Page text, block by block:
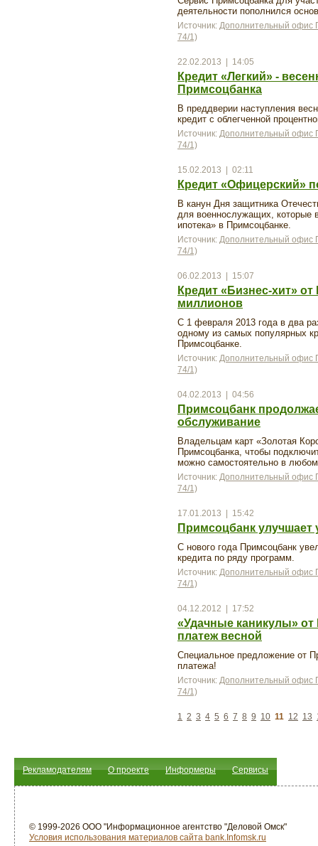
деятельности пополнился
Источник: Дополнительный офис
74/1)
22.02.2013 | 14:05
Кредит «Легкий» -
Примсоцбанка
В преддверии наступления
кредит с облегченной
Источник: Дополнительный офис
74/1)
15.02.2013 | 02:11
Кредит «Офицерский»
В канун Дня защитника
для военнослужащих, которые
ипотека» в Примсоцбанке.
Источник: Дополнительный офис
74/1)
06.02.2013 | 15:07
Кредит «Бизнес-хит»
миллионов
С 1 февраля 2013 года в два
одному из самых популярных
Примсоцбанке.
Источник: Дополнительный офис
74/1)
04.02.2013 | 04:56
Примсоцбанк
обслуживание
Владельцам карт «Золотая
Примсоцбанка, чтобы
можно самостоятельно в
Источник: Дополнительный офис
74/1)
17.01.2013 | 15:42
Примсоцбанк улучшает
С нового года Примсоцбанк
кредита по ряду программ.
Источник: Дополнительный офис
74/1)
04.12.2012 | 17:52
«Удачные каникулы»
платеж весной
Специальное предложение от
платежа!
Источник: Дополнительный офис
74/1)
1 2 3 4 5 6 7 8 9 10 11 12 13
Рекламодателям О проекте Информеры Сервисы
© 1999-2026 ООО "Информационное агентство "Деловой Омск"
Условия использования материалов сайта bank.Infomsk.ru